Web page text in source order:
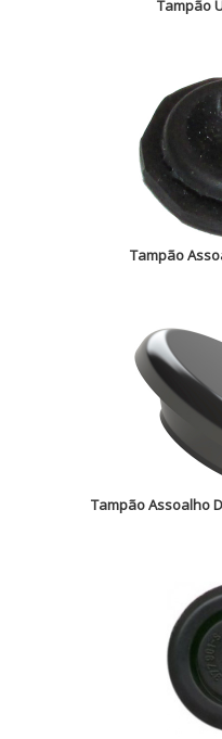
Tampão
Tampão
Tampão Assoalho